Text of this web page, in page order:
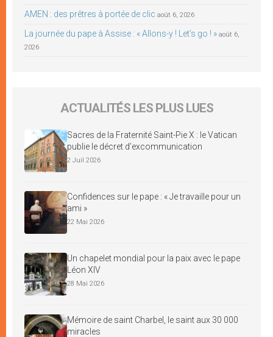
AMEN : des prêtres à portée de clic août 6, 2026
La journée du pape à Assise : « Allons-y ! Let’s go ! » août 6,
2026
ACTUALITÉS LES PLUS LUES
Sacres de la Fraternité Saint-Pie X : le Vatican
publie le décret d’excommunication
2 Juil 2026
Confidences sur le pape : « Je travaille pour un
ami »
22 Mai 2026
Un chapelet mondial pour la paix avec le pape
Léon XIV
28 Mai 2026
Mémoire de saint Charbel, le saint aux 30 000
miracles